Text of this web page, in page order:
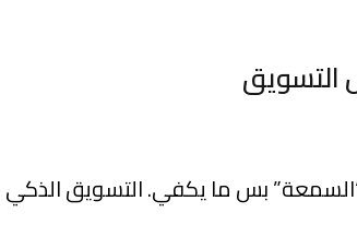
بس ما يكفي. التسويق